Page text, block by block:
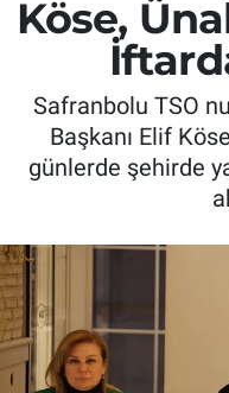
Köse,
Safranbolu TSO
Başkanı Elif
günlerde şehirde